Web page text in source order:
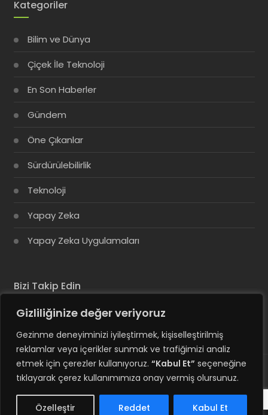
Gizliliğinize değer veriyoruz
Gezinme deneyiminizi iyileştirmek, kişiselleştirilmiş
reklamlar veya içerikler sunmak ve trafiğimizi analiz
etmek için çerezler kullanıyoruz. “Kabul Et” seçeneğine
tıklayarak çerez kullanımımıza onay vermiş olursunuz.
Özelleştir Reddet Kabul Et
Kategoriler
Bilim ve Dünya
Çiçek İle Teknoloji
En Son Haberler
Gündem
Öne Çıkanlar
Sürdürülebilirlik
Teknoloji
Yapay Zeka
Yapay Zeka Uygulamaları
Bizi Takip Edin
© Copyright 2025, Tüm Hakları Saklıdır
Hesabım